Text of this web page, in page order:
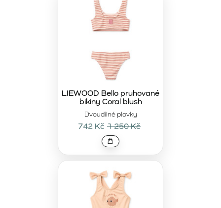
Dvoudílné plavky
LIEWOOD Bello pruhované
bikiny Coral blush
742 Kč 1 250 Kč